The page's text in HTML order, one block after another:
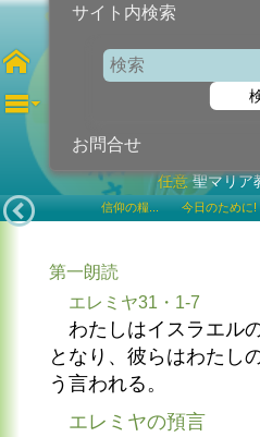
サイト内検索
お問合せ
第18
任意聖マリア
信仰の糧... 今日のために!
第一朗読
エレミヤ31・1-7
わたしはイスラエル
となり、彼らはわたし
う言われる。
エレミヤの預言